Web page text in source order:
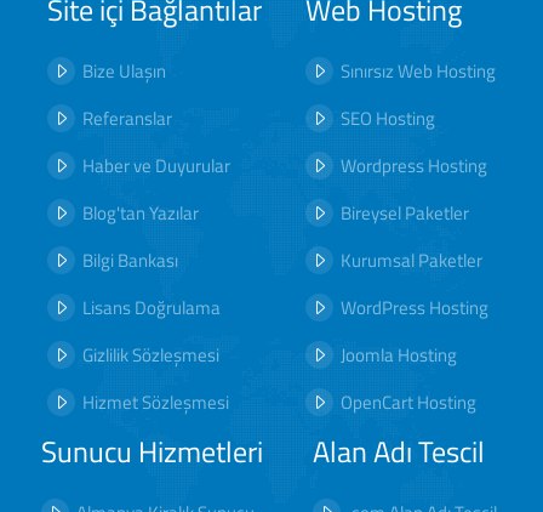
Site içi Bağlantılar
Bize Ulaşın
Referanslar
Haber ve Duyurular
Blog'tan Yazılar
Bilgi Bankası
Lisans Doğrulama
Gizlilik Sözleşmesi
Hizmet Sözleşmesi
Web Hosting
Sınırsız Web Hosting
SEO Hosting
Wordpress Hosting
Bireysel Paketler
Kurumsal Paketler
WordPress Hosting
Joomla Hosting
OpenCart Hosting
Sunucu Hizmetleri Alan Adı Tescil